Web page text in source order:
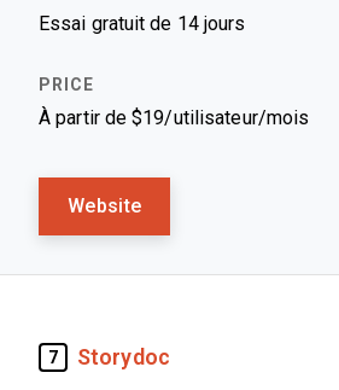
Essai gratuit de 14 jours
À partir de $19/utilisateur/mois
Website
7 Storydoc